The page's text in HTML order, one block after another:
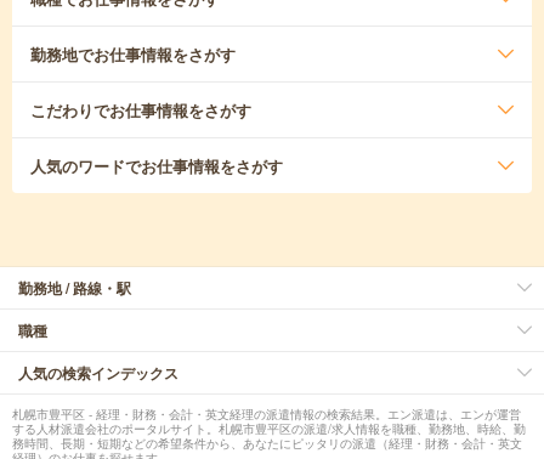
勤務地でお仕事情報をさがす
こだわりでお仕事情報をさがす
人気のワードでお仕事情報をさがす
勤務地 / 路線・駅
職種
人気の検索インデックス
札幌市豊平区 - 経理・財務・会計・英文経理の派遣情報の検索結果。エン派遣は、エンが運営
する人材派遣会社のポータルサイト。札幌市豊平区の派遣/求人情報を職種、勤務地、時給、勤
務時間、長期・短期などの希望条件から、あなたにピッタリの派遣（経理・財務・会計・英文